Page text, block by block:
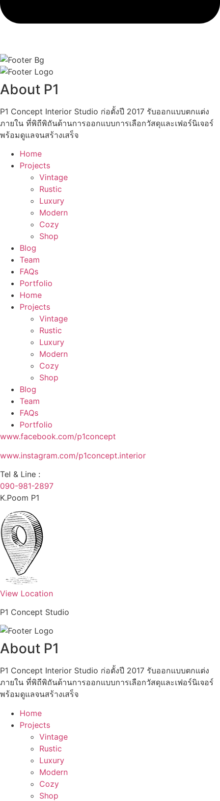
About P1
P1 Concept Interior Studio ก่อตั้งปี 2017 รับออกแบบตกแต่ง
ภายใน ที่พิถีพิถันด้านการออกแบบการเลือกวัสดุและเฟอร์นิเจอร์
พร้อมดูแลจนสร้างเสร็จ
Home
Projects
Vintage
Rustic
Luxury
Modern
Cozy
Shop
Blog
Team
FAQs
Portfolio
Home
Projects
Vintage
Rustic
Luxury
Modern
Cozy
Shop
Blog
Team
FAQs
Portfolio
www.facebook.com/p1concept
www.instagram.com/p1concept.interior
Tel & Line :
090-981-2897
K.Poom P1
View Location
P1 Concept Studio
About P1
P1 Concept Interior Studio ก่อตั้งปี 2017 รับออกแบบตกแต่ง
ภายใน ที่พิถีพิถันด้านการออกแบบการเลือกวัสดุและเฟอร์นิเจอร์
พร้อมดูแลจนสร้างเสร็จ
Home
Projects
Vintage
Rustic
Luxury
Modern
Cozy
Shop